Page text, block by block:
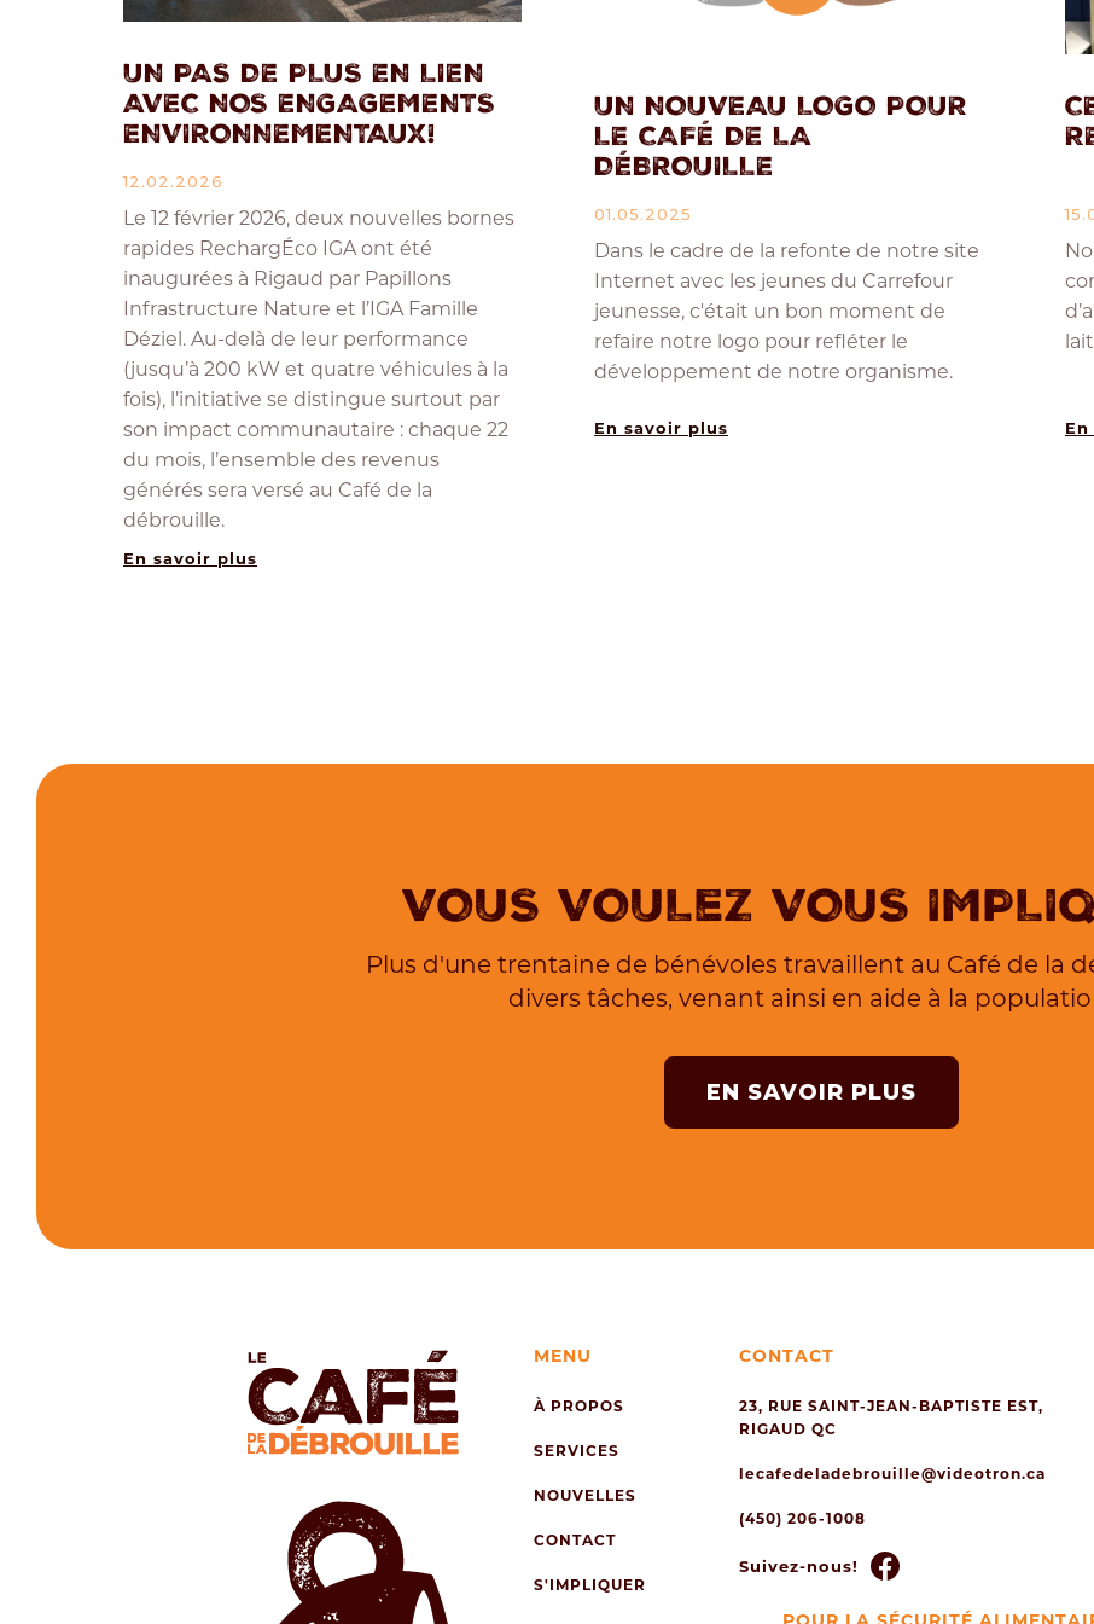
UN PAS DE PLUS EN LIEN
AVEC NOS ENGAGEMENTS
ENVIRONNEMENTAUX!
12.02.2026
Le 12 février 2026, deux nouvelles bornes
rapides RechargÉco IGA ont été
inaugurées à Rigaud par Papillons
Infrastructure Nature et l’IGA Famille
Déziel. Au-delà de leur performance
(jusqu’à 200 kW et quatre véhicules à la
fois), l’initiative se distingue surtout par
son impact communautaire : chaque 22
du mois, l’ensemble des revenus
générés sera versé au Café de la
débrouille.
En savoir plus
UN NOUVEAU LOGO POUR
LE CAFÉ DE LA
DÉBROUILLE
01.05.2025
Dans le cadre de la refonte de notre site
Internet avec les jeunes du Carrefour
jeunesse, c'était un bon moment de
refaire notre logo pour refléter le
développement de notre organisme.
En savoir plus
VOUS VOULeZ VOUS
Plus d'une trentaine de bénévoles travaillent au Café de la
divers tâches, venant ainsi en aide à la
EN SAVOIR PLUS
MENU
À PROPOS
SERVICES
NOUVELLES
CONTACT
S'IMPLIQUER
CONTACT
23, RUE SAINT-JEAN-BAPTISTE EST,
RIGAUD QC
lecafedeladebrouille@videotron.ca
(450) 206-1008
Suivez-nous!